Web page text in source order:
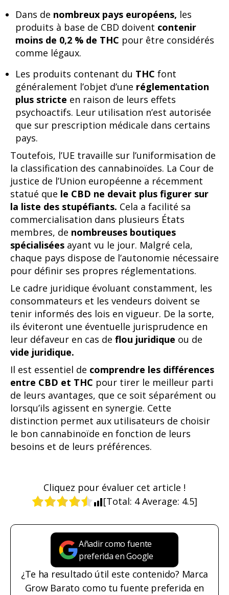
Dans de nombreux pays européens, les
produits à base de CBD doivent contenir
moins de 0,2 % de THC pour être considérés
comme légaux.
Les produits contenant du THC font
généralement l’objet d’une réglementation
plus stricte en raison de leurs effets
psychoactifs. Leur utilisation n’est autorisée
que sur prescription médicale dans certains
pays.
Toutefois, l’UE travaille sur l’uniformisation de
la classification des cannabinoïdes. La Cour de
justice de l’Union européenne a récemment
statué que le CBD ne devait plus figurer sur
la liste des stupéfiants. Cela a facilité sa
commercialisation dans plusieurs États
membres, de nombreuses boutiques
spécialisées ayant vu le jour. Malgré cela,
chaque pays dispose de l’autonomie nécessaire
pour définir ses propres réglementations.
Le cadre juridique évoluant constamment, les
consommateurs et les vendeurs doivent se
tenir informés des lois en vigueur. De la sorte,
ils éviteront une éventuelle jurisprudence en
leur défaveur en cas de flou juridique ou de
vide juridique.
Il est essentiel de comprendre les différences
entre CBD et THC pour tirer le meilleur parti
de leurs avantages, que ce soit séparément ou
lorsqu’ils agissent en synergie. Cette
distinction permet aux utilisateurs de choisir
le bon cannabinoïde en fonction de leurs
besoins et de leurs préférences.
Cliquez pour évaluer cet article !
[Total: 4Average: 4.5]
Añadir como fuente
preferida en Google
¿Te ha resultado útil este contenido? Marca
Grow Barato como tu fuente preferida en